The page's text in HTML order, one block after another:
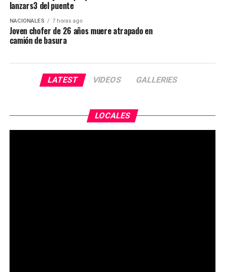
lanzars3 del puente
NACIONALES 7 horas ago
Joven chofer de 26 años muere atrapado en
camión de basura
LATEST VIDEOS GALLERIES
LOCALES